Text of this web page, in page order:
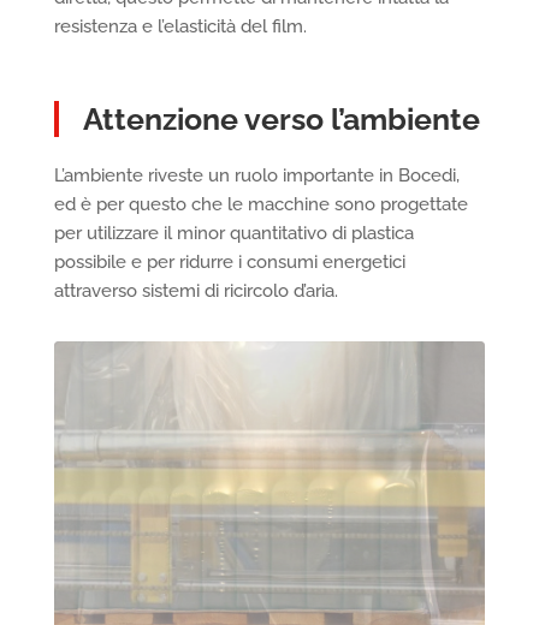
resistenza e l’elasticità del film.
Attenzione verso l’ambiente
L’ambiente riveste un ruolo importante in Bocedi,
ed è per questo che le macchine sono progettate
per utilizzare il minor quantitativo di plastica
possibile e per ridurre i consumi energetici
attraverso sistemi di ricircolo d’aria.